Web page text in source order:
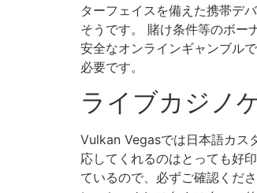
ターフェイスを備えた携帯デ
そうです。 賭け条件等のボー
安全なオンラインギャンブル
必要です。
ライブカジノ
Vulkan Vegasでは日本語カス
応してくれるのはとっても好
ているので、必ずご確認くだ